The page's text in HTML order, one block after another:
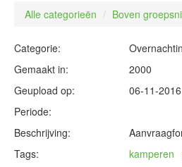
Alle categorieën / Boven
Categorie:
Gemaakt in:
2000
Geupload op:
06-11-2016
Periode:
Beschrijving:
Tags:
kamperen